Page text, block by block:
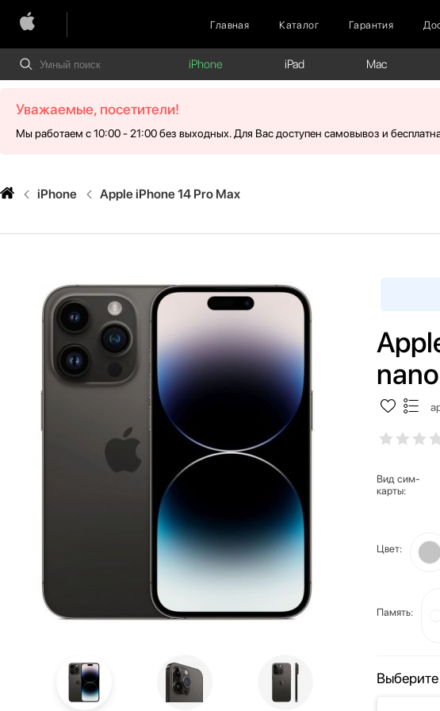
Главная Каталог Гарантия
iPhone iPad Mac
Уважаемые, посетители!
Мы работаем с 10:00 - 21:00 без выходных. Для Вас доступен самовывоз и
iPhone Apple iPhone 14 Pro Max
Вид сим-
карты:
Цвет:
Память: